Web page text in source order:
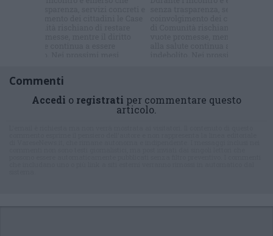
Commenti
Accedi o registrati per commentare questo
articolo.